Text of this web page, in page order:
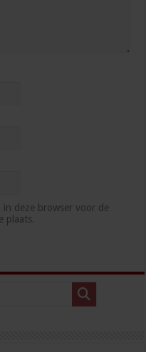
in deze browser voor de
plaats.